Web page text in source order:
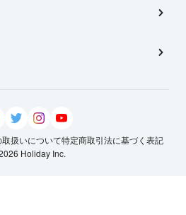
扱いについて特定商取引法に基づく表記
Holiday Inc.